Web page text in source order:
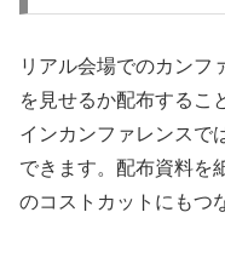
リアル会場でのカンフ
を見せるか配布するこ
インカンファレンスで
できます。配布資料を
のコストカットにもつ